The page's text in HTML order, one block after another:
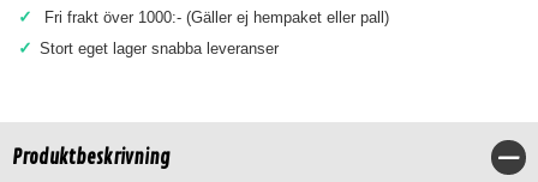
✓ Fri frakt över 1000:- (Gäller ej hempaket eller pall)
✓ Stort eget lager snabba leveranser
Produktbeskrivning